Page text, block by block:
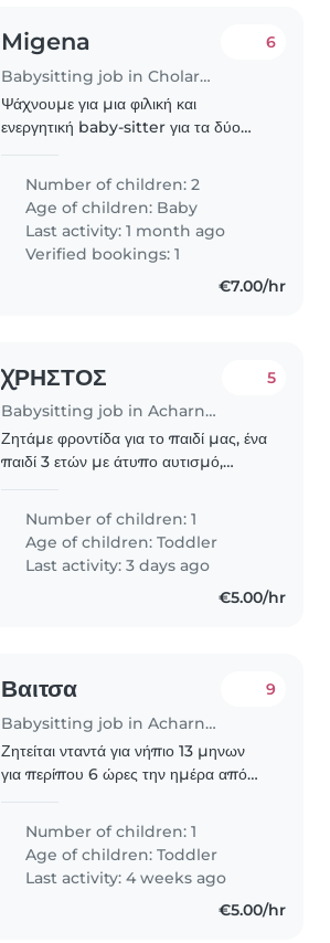
Migena
Babysitting job in Cholargós
6
Ψάχνουμε για μια φιλική και
ενεργητική baby-sitter για τα δύο
Θα προτιμούσαμε κάποιον που να
έχει εμπειρία με..
Number of children: 2
Age of children: Baby
Last activity: 1 month ago
Verified bookings: 1
€7.00/hr
ΧΡΗΣΤΟΣ
Babysitting job in Acharnes
5
Ζητάμε φροντίδα για το παιδί μας, ένα
παιδί 3 ετών με άτυπο αυτισμό,
είναι έξυπνο, φιλικό και πολύ
περιέργο. Είμαστε διαθέσιμοι για
συνάντηση για..
Number of children: 1
Age of children:Toddler
Last activity: 3 days ago
€5.00/hr
Βαιτσα
Babysitting job in Acharnes
9
Ζητείται νταντά για νήπιο 13 μηνων
για περίπου 6 ώρες την ημέρα από
πρωί έως της 1:30 για 2 εβδομάδες
περίπου τον μήνα ..Η μόνη της
ασχολία θα είναι..
Number of children: 1
Age of children:Toddler
Last activity: 4 weeks ago
€5.00/hr